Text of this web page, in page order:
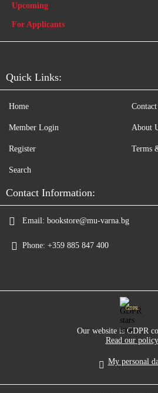
Upcoming
For Applicants
Quick Links:
Home
Member Login
Register
Search
About
Terms
Contact Information:
Email: bookstore@mu-varna.bg
Phone: +359 885 847 400
GDPR
Our website is GDPR
Read our policy.
My personal